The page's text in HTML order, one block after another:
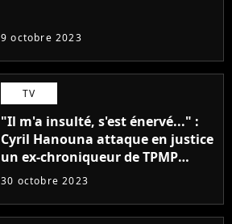
9 octobre 2023
TV
"Il m'a insulté, s'est énervé..." :
Cyril Hanouna attaque en justice
un ex-chroniqueur de TPMP
après de graves accusations
30 octobre 2023